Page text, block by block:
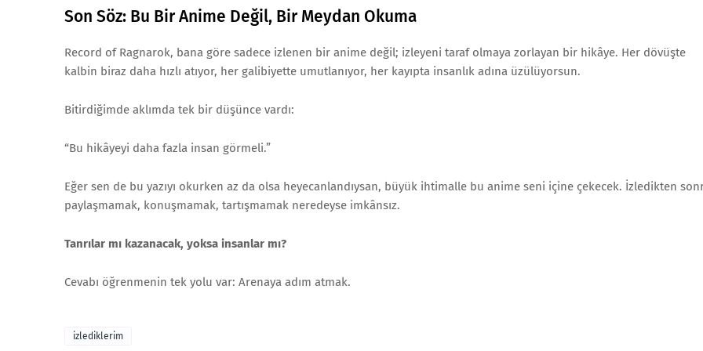
Son Söz: Bu Bir Anime Değil, Bir Meydan Okuma
Record of Ragnarok, bana göre sadece izlenen bir anime değil; izleyeni taraf olmaya zorlayan bir hikâye. Her dövüşte
kalbin biraz daha hızlı atıyor, her galibiyette umutlanıyor, her kayıpta insanlık adına üzülüyorsun.
Bitirdiğimde aklımda tek bir düşünce vardı:
“Bu hikâyeyi daha fazla insan görmeli.”
Eğer sen de bu yazıyı okurken az da olsa heyecanlandıysan, büyük ihtimalle bu anime seni içine çekecek. İzledikten
paylaşmamak, konuşmamak, tartışmamak neredeyse imkânsız.
Tanrılar mı kazanacak, yoksa insanlar mı?
Cevabı öğrenmenin tek yolu var: Arenaya adım atmak.
izlediklerim